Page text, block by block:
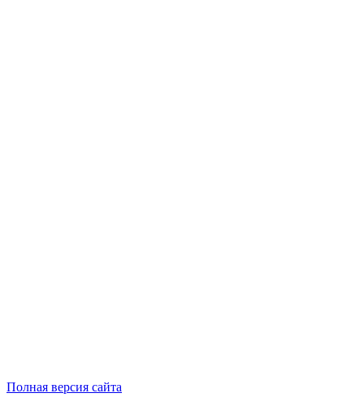
Полная версия сайта